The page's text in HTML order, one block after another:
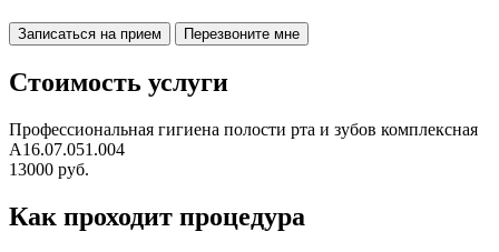
Записаться на прием Перезвоните мне
Стоимость услуги
Профессиональная гигиена полости рта и зубов комплексная
A16.07.051.004
13000 руб.
Как проходит процедура